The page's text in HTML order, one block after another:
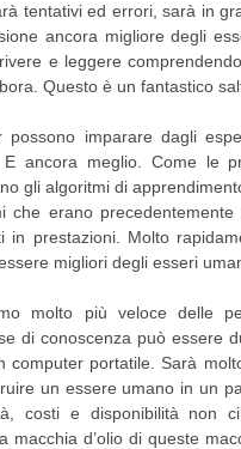
tentativi ed errori, sarà in
ancora migliore degli
e leggere
Questo è un fantastico
possono imparare dagli
ancora meglio. Come le
gli algoritmi di
che erano
in prestazioni. Molto
migliori degli esseri
molto più veloce delle
di conoscenza può essere
computer portatile. Sarà
un essere umano in un
costi e disponibilità non
macchia d’olio di queste